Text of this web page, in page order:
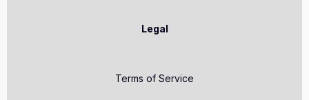
Legal
Terms of Service